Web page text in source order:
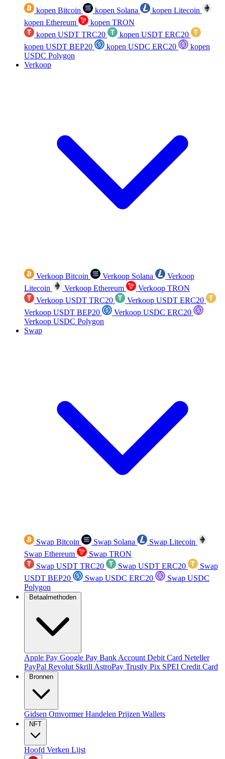
kopen Bitcoin kopen Solana
kopen Litecoin
kopen Ethereum
kopen TRON
kopen USDT TRC20
kopen USDT ERC20
kopen USDT BEP20
kopen USDC ERC20
kopen
USDC Polygon
Verkoop
Verkoop Bitcoin Verkoop Solana
Verkoop
Litecoin
Verkoop Ethereum
Verkoop TRON
Verkoop USDT TRC20
Verkoop USDT ERC20
Verkoop USDT BEP20
Verkoop USDC ERC20
Verkoop USDC Polygon
Swap
Swap Bitcoin Swap Solana
Swap Litecoin
Swap Ethereum
Swap TRON
Swap USDT TRC20
Swap USDT ERC20
Swap
USDT BEP20
Swap USDC ERC20
Swap USDC
Polygon
Betaalmethoden
Apple Pay Google Pay Bank Account Debit Card Neteller
PayPal Revolut Skrill AstroPay Trustly Pix SPEI Credit Card
Bronnen
Gidsen OmvormerHandelen Prijzen Wallets
NFT
Hoofd Verken Lijst